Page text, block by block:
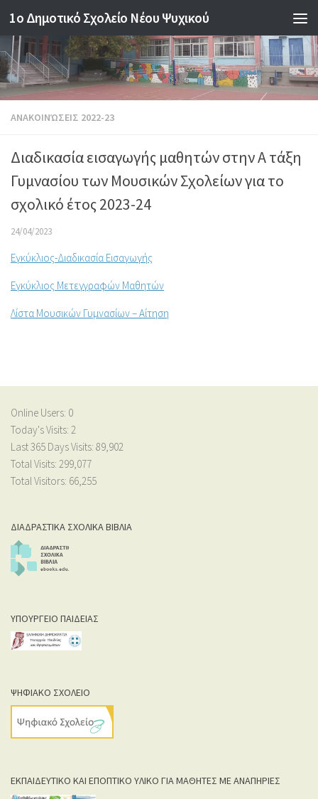
Skip to content
1o Δημοτικό Σχολείο Νέου Ψυχικού
ΑΝΑΚΟΙΝΏΣΕΙΣ 2022-23
Διαδικασία εισαγωγής μαθητών στην Α τάξη
Γυμνασίου των Μουσικών Σχολείων για το
σχολικό έτος 2023-24
24/04/2023
Εγκύκλιος-Διαδικασία Εισαγωγής
Εγκύκλιος Μετεγγραφών Μαθητών
Λίστα Μουσικών Γυμνασίων – Αίτηση
Online Users: 0
Today's Visits: 2
Last 365 Days Visits: 89,902
Total Visits: 299,077
Total Visitors: 66,255
ΔΙΑΔΡΑΣΤΙΚΑ ΣΧΟΛΙΚΑ ΒΙΒΛΙΑ
ΥΠΟΥΡΓΕΙΟ ΠΑΙΔΕΙΑΣ
ΨΗΦΙΑΚΟ ΣΧΟΛΕΙΟ
ΕΚΠΑΙΔΕΥΤΙΚΟ ΚΑΙ ΕΠΟΠΤΙΚΟ ΥΛΙΚΟ ΓΙΑ ΜΑΘΗΤΕΣ ΜΕ ΑΝΑΠΗΡΙΕΣ